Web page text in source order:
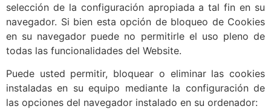
selección de la configuración apropiada a tal fin en su
navegador. Si bien esta opción de bloqueo de Cookies
en su navegador puede no permitirle el uso pleno de
todas las funcionalidades del Website.
Puede usted permitir, bloquear o eliminar las cookies
instaladas en su equipo mediante la configuración de
las opciones del navegador instalado en su ordenador: